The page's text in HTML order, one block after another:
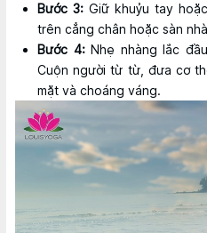
Bước 3: Giữ khuỷu tay
trên cẳng chân hoặc sàn
Bước 4:Nhẹ nhàng lắc
Cuộn người từ từ, đưa cơ
mặt và choáng váng.